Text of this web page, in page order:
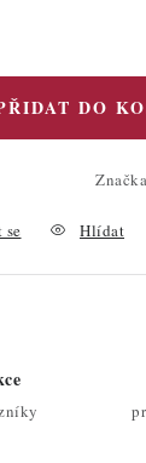
DO
se Hlídat